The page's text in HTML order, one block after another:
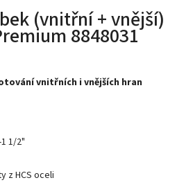
(vnitřní + vnější)
8848031
vnitřních i vnějších hran
1/2"
z HCS oceli